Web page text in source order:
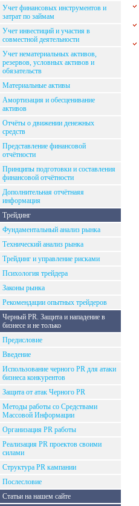
Учет финансовых инструментов и
затрат по займам
Учет инвестиций и участия в
совместной деятельности
Учет нематериальных активов,
резервов, условных активов и
обязательств
Материальные активы
Амортизация и обесценивание
активов
Отчёты о движении денежных
средств
Представление финансовой
отчётности
Принципы подготовки и составления
финансовой отчётности
Дополнительная отчётнаяя
информация
Трейдинг
Фундаментальный анализ рынка
Технический анализ рынка
Трейдинг и управление рисками
Психология трейдера
Законы рынка
Рекомендации опытных трейдеров
Черный PR. Защита и нападение в
бизнесе и не только
Предисловие
Введение
Использование черного PR для атаки
бизнеса конкурентов
Защита от атак Черного PR
Методы работы со Средствами
Массовой Информации
Организация PR работы
Реализация PR проектов своими
силами
Структура PR кампании
Послесловие
Статьи на нашем сайте